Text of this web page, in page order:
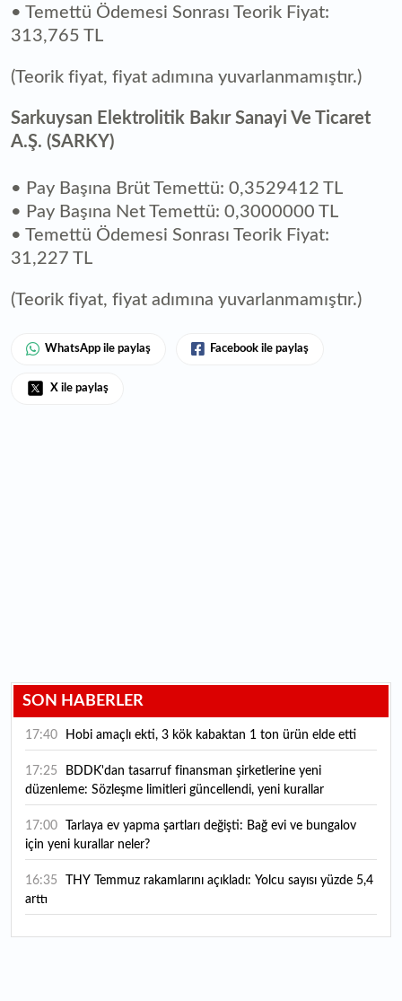
• Temettü Ödemesi Sonrası Teorik Fiyat:
313,765 TL
(Teorik fiyat, fiyat adımına yuvarlanmamıştır.)
Sarkuysan Elektrolitik Bakır Sanayi Ve Ticaret
A.Ş. (SARKY)
• Pay Başına Brüt Temettü: 0,3529412 TL
• Pay Başına Net Temettü: 0,3000000 TL
• Temettü Ödemesi Sonrası Teorik Fiyat:
31,227 TL
(Teorik fiyat, fiyat adımına yuvarlanmamıştır.)
WhatsApp ile paylaş Facebook ile paylaş
X ile paylaş
SON HABERLER
17:40 Hobi amaçlı ekti, 3 kök kabaktan 1 ton ürün elde etti
17:25
düzenleme: Sözleşme limitleri güncellendi, yeni kurallar
yürürlüğe girdi
17:00
için yeni kurallar neler?
16:35
arttı
16:27 Piyasaların beklediği veri geldi: ABD tarım dışı istihdam